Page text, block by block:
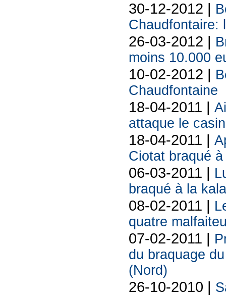
30-12-2012 |
Chaudfontaire:
26-03-2012 |
moins 10.000
10-02-2012 |
Chaudfontaine
18-04-2011 |
attaque le
18-04-2011 |
Ciotat braqué
06-03-2011 |
braqué à la
08-02-2011 |
quatre
07-02-2011 |
du braquage
(Nord)
26-10-2010 |